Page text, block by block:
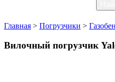
Главная > Погрузчики >
Вилочный погрузчик